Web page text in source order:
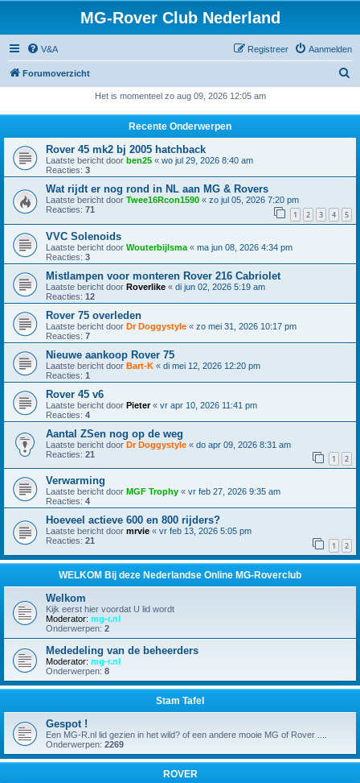
MG-Rover Club Nederland
V&A Aanmelden
Registreer
Forumoverzicht
Het is momenteel zo aug 09, 2026 12:05 am
Recente Onderwerpen
Rover 45 mk2 bj 2005 hatchback
Laatste bericht door ben25 « wo jul 29, 2026 8:40 am
Reacties: 3
Wat rijdt er nog rond in NL aan MG & Rovers
Laatste bericht door Twee16Rcon1590 « zo jul 05, 2026 7:20 pm
Reacties: 71 1 2 3 4 5
VVC Solenoids
Laatste bericht door Wouterbijlsma « ma jun 08, 2026 4:34 pm
Reacties: 3
Mistlampen voor monteren Rover 216 Cabriolet
Laatste bericht door Roverlike « di jun 02, 2026 5:19 am
Reacties: 12
Rover 75 overleden
Laatste bericht door Dr Doggystyle « zo mei 31, 2026 10:17 pm
Reacties: 7
Nieuwe aankoop Rover 75
Laatste bericht door Bart-K « di mei 12, 2026 12:20 pm
Reacties: 1
Rover 45 v6
Laatste bericht door Pieter« vr apr 10, 2026 11:41 pm
Reacties: 4
Aantal ZSen nog op de weg
Laatste bericht door Dr Doggystyle « do apr 09, 2026 8:31 am
Reacties: 21 1 2
Verwarming
Laatste bericht door MGF Trophy « vr feb 27, 2026 9:35 am
Reacties: 4
Hoeveel actieve 600 en 800 rijders?
Laatste bericht door mrvie « vr feb 13, 2026 5:05 pm
Reacties: 21 1 2
WELKOM Bij deze Nederlandse Online MG-Roverclub
Welkom
Kijk eerst hier voordat U lid wordt
Moderator: mg-r.nl
Onderwerpen: 2
Mededeling van de beheerders
Moderator: mg-r.nl
Onderwerpen: 8
Stam Tafel
Gespot !
Een MG-R.nl lid gezien in het wild? of een andere mooie MG of Rover ....
Onderwerpen: 2269
ROVER